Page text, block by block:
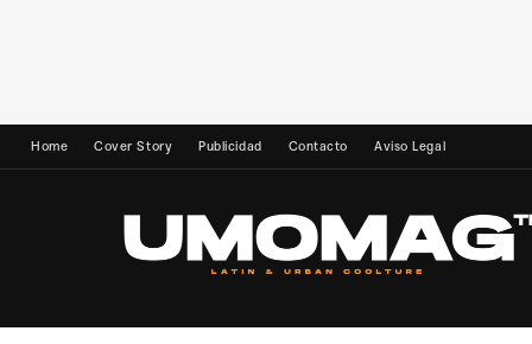
Home Cover Story Publicidad Contacto Aviso Legal